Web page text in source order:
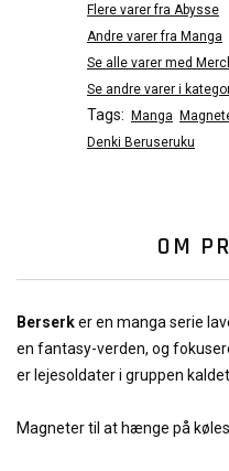
Flere varer fra Abysse
Andre varer fra Manga
Se alle varer med
Se andre varer i
Tags: Manga
Denki Beruseruku
OM
Berserker en manga serie
en fantasy-verden, og
er lejesoldater i gruppen
Magneter til at hænge på